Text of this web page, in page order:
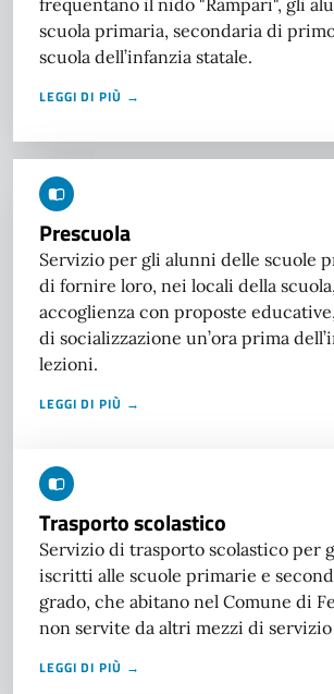
frequentano il nido "Rampari", gli
scuola primaria, secondaria di
scuola dell’infanzia statale.
LEGGI DI PIÙ →
Prescuola
Servizio per gli alunni delle scuole
di fornire loro, nei locali della
accoglienza con proposte
di socializzazione un’ora prima
lezioni.
LEGGI DI PIÙ →
Trasporto scolastico
Servizio di trasporto scolastico per
iscritti alle scuole primarie e
grado, che abitano nel Comune di
non servite da altri mezzi di
LEGGI DI PIÙ →